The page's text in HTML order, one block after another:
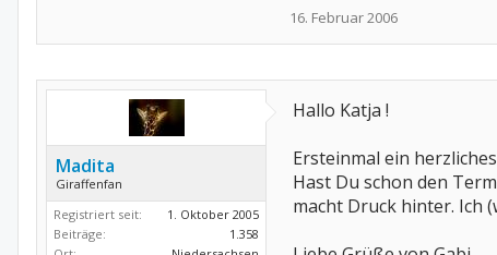
16. Februar 2006
Madita
Giraffenfan
Registriert seit:
1. Oktober 2005
Beiträge:
1.358
Hallo Katja !
Ersteinmal ein
Hast Du schon den
macht Druck hinter. Ich